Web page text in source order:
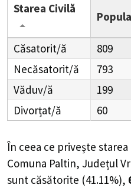
Starea Civilă
Căsatorit/ă 809
Necăsatorit/ă
793
Văduv/ă
199
Divorțat/ă
60
În ceea ce privește
Comuna Paltin, Județul
sunt căsătorite (41.11%),